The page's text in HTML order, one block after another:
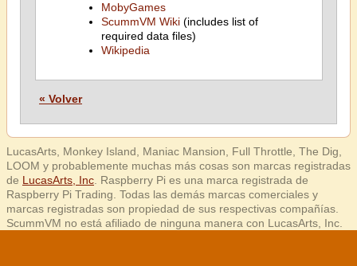
MobyGames
ScummVM Wiki(includes list of
required data files)
Wikipedia
« Volver
LucasArts, Monkey Island, Maniac Mansion, Full Throttle, The Dig,
LOOM y probablemente muchas más cosas son marcas registradas
de LucasArts, Inc . Raspberry Pi es una marca registrada de
Raspberry Pi Trading. Todas las demás marcas comerciales y
marcas registradas son propiedad de sus respectivas compañías.
ScummVM no está afiliado de ninguna manera con LucasArts, Inc.